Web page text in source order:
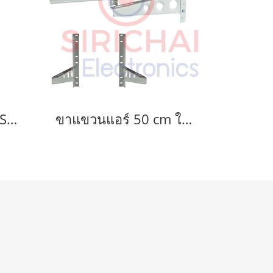
แก๊สเชื่อม FIRE HORSE แก๊สกระป๋อง ขาแขวนแอร์ 50 cm ใช้แขวนแอร์ขนาด 9000-18000 BTU